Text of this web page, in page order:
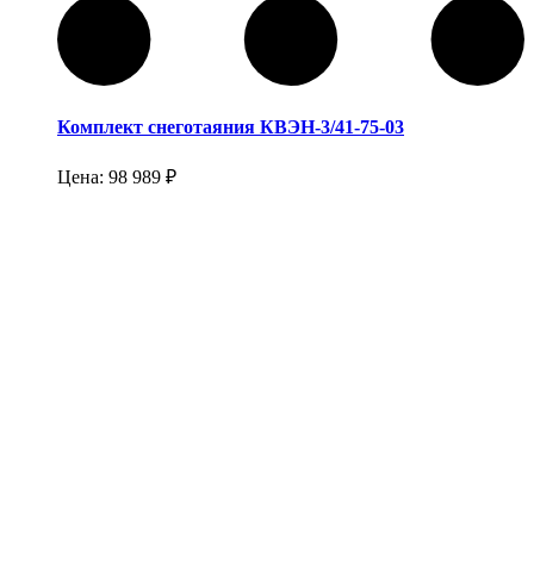
Комплект снеготаяния КВЭН-3/41-75-03
Цена: 98 989 ₽